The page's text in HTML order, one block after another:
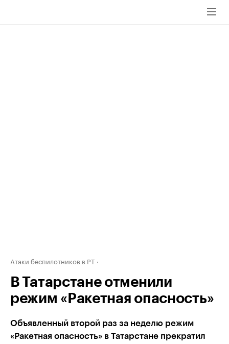
Атаки беспилотников в РТ
В Татарстане отменили
режим «Ракетная опасность»
Объявленный второй раз за неделю режим
«Ракетная опасность» в Татарстане прекратил